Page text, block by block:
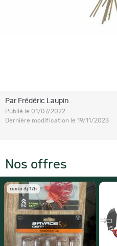
Par Frédéric Laupin
Publié le 01/07/2022
Dernière modification le 19/11/2023
Nos offres
reste 3j 17h